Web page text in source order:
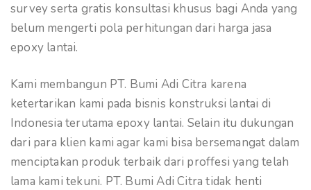
survey serta gratis konsultasi khusus bagi Anda yang
belum mengerti pola perhitungan dari harga jasa
epoxy lantai.
Kami membangun PT. Bumi Adi Citra karena
ketertarikan kami pada bisnis konstruksi lantai di
Indonesia terutama epoxy lantai. Selain itu dukungan
dari para klien kami agar kami bisa bersemangat dalam
menciptakan produk terbaik dari proffesi yang telah
lama kami tekuni. PT. Bumi Adi Citra tidak henti